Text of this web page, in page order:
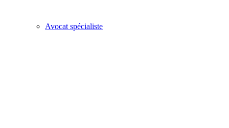
Avocat spécialiste